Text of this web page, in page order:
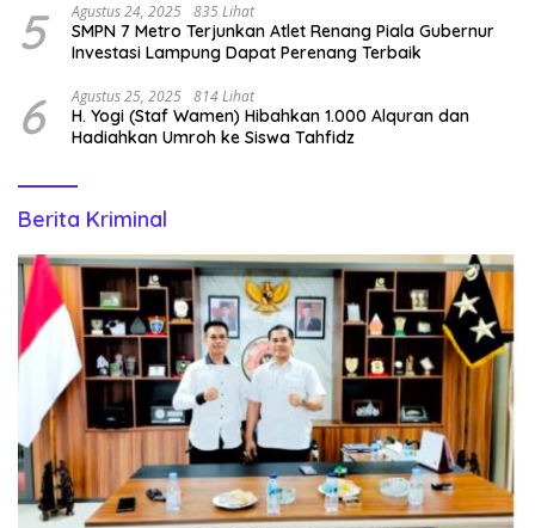
5 Agustus 24, 2025 835 Lihat
SMPN 7 Metro Terjunkan Atlet Renang Piala Gubernur
Investasi Lampung Dapat Perenang Terbaik
6 Agustus 25, 2025 814 Lihat
H. Yogi (Staf Wamen) Hibahkan 1.000 Alquran dan
Hadiahkan Umroh ke Siswa Tahfidz
Berita Kriminal